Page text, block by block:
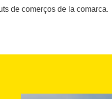
de comerços de la comarca.